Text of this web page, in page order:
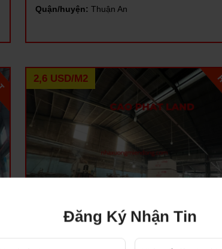
Quận/huyện: Thuận An
2,6 USD/M2
Đăng Ký Nhận Tin